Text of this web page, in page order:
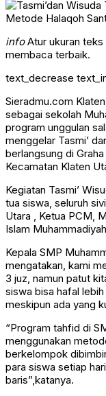
infoAtur ukuran teks
membaca terbaik.
text_decrease
Sieradmu.com
sebagai sekolah
program unggulan
menggelar Tasmi’
berlangsung di
Kecamatan Klaten
Kegiatan Tasmi’
tua siswa, seluruh
Utara , Ketua PCM,
Islam
Kepala SMP
mengatakan, kami
3 juz, namun patut
siswa bisa hafal
meskipun ada yang
“Program tahfid di
menggunakan
berkelompok
para siswa setiap
baris”,katanya.